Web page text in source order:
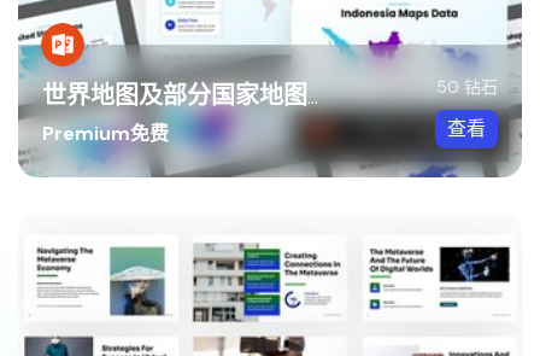
世界地图及部分国家地图可编辑PPT模板
Premium免费
50 钻石
查看